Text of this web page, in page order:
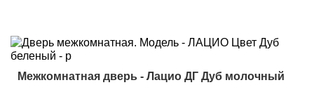
Межкомнатная дверь - Лацио ДГ Дуб молочный